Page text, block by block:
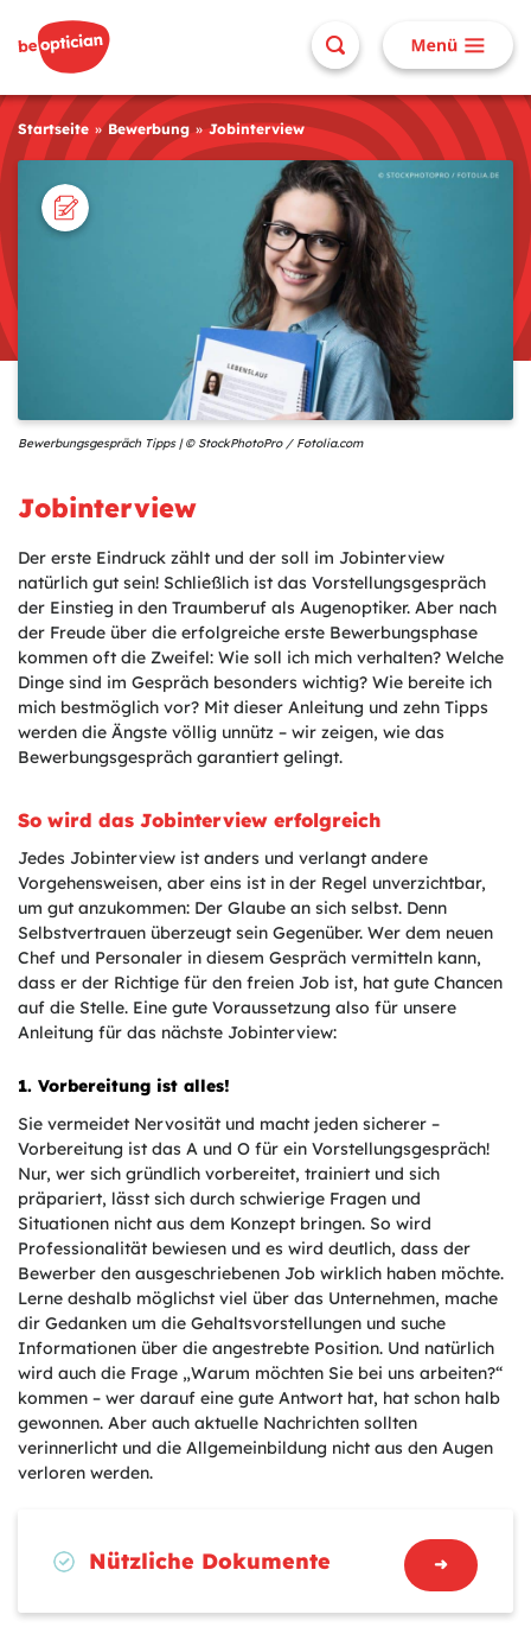
Startseite Bewerbung Jobinterview
Bewerbungsgespräch Tipps | © StockPhotoPro / Fotolia.com
Jobinterview
Der erste Eindruck zählt und der soll im Jobinterview
natürlich gut sein! Schließlich ist das Vorstellungsgespräch
der Einstieg in den Traumberuf als Augenoptiker. Aber nach
der Freude über die erfolgreiche erste Bewerbungsphase
kommen oft die Zweifel: Wie soll ich mich verhalten? Welche
Dinge sind im Gespräch besonders wichtig? Wie bereite ich
mich bestmöglich vor? Mit dieser Anleitung und zehn Tipps
werden die Ängste völlig unnütz – wir zeigen, wie das
Bewerbungsgespräch garantiert gelingt.
So wird das Jobinterview erfolgreich
Jedes Jobinterview ist anders und verlangt andere
Vorgehensweisen, aber eins ist in der Regel unverzichtbar,
um gut anzukommen: Der Glaube an sich selbst. Denn
Selbstvertrauen überzeugt sein Gegenüber. Wer dem neuen
Chef und Personaler in diesem Gespräch vermitteln kann,
dass er der Richtige für den freien Job ist, hat gute Chancen
auf die Stelle. Eine gute Voraussetzung also für unsere
Anleitung für das nächste Jobinterview:
1. Vorbereitung ist alles!
Sie vermeidet Nervosität und macht jeden sicherer –
Vorbereitung ist das A und O für ein Vorstellungsgespräch!
Nur, wer sich gründlich vorbereitet, trainiert und sich
präpariert, lässt sich durch schwierige Fragen und
Situationen nicht aus dem Konzept bringen. So wird
Professionalität bewiesen und es wird deutlich, dass der
Bewerber den ausgeschriebenen Job wirklich haben möchte.
Lerne deshalb möglichst viel über das Unternehmen, mache
dir Gedanken um die Gehaltsvorstellungen und suche
Informationen über die angestrebte Position. Und natürlich
wird auch die Frage „Warum möchten Sie bei uns arbeiten?“
kommen – wer darauf eine gute Antwort hat, hat schon halb
gewonnen. Aber auch aktuelle Nachrichten sollten
verinnerlicht und die Allgemeinbildung nicht aus den Augen
verloren werden.
Nützliche Dokumente